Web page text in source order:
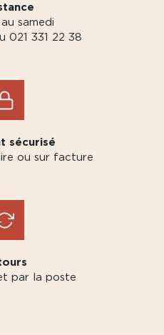
samedi
021 331 22 38
sécurisé
ou sur facture
par la poste